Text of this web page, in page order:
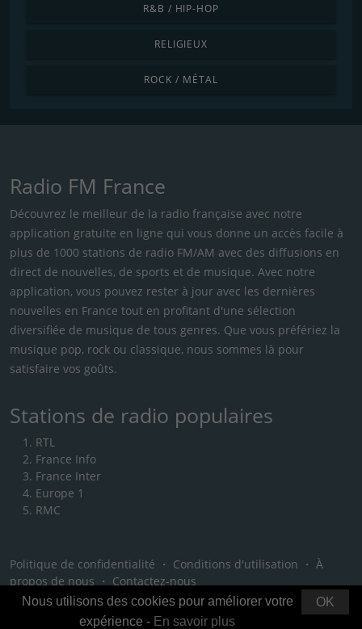
R&B / HIP-HOP
RELIGIEUX
ROCK / MÉTAL
Radio FM France
Découvrez le meilleur de la radio française avec notre
application gratuite en ligne qui vous donne un accès facile à
plus de 1000 stations de radio FM/AM avec des diffusions en
direct de nouvelles, de sports et de musique. Avec notre
application, vous pouvez rester à jour avec les dernières
nouvelles en France tout en profitant d'une sélection
diversifiée de musique de tous genres. Que vous préfériez la
musique pop, rock ou classique, nous sommes là pour
satisfaire vos goûts.
Stations de radio populaires
RTL
France Info
France Inter
Europe 1
RMC
Politique de confidentialité ・ Conditions d'utilisation ・ À
propos de nous ・ Contactez-nous
OK
Nous utilisons des cookies pour améliorer votre
expérience - En savoir plus